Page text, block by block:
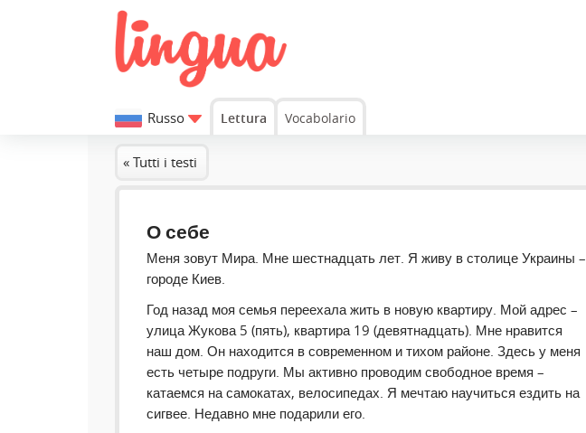
Russo Lettura Vocabolario
« Tutti i testi
О себе
Меня зовут Мира. Мне шестнадцать лет. Я живу в столице Украины –
городе Киев.
Год назад моя семья переехала жить в новую квартиру. Мой адрес –
улица Жукова 5 (пять), квартира 19 (девятнадцать). Мне нравится
наш дом. Он находится в современном и тихом районе. Здесь у меня
есть четыре подруги. Мы активно проводим свободное время –
катаемся на самокатах, велосипедах. Я мечтаю научиться ездить на
сигвее. Недавно мне подарили его.